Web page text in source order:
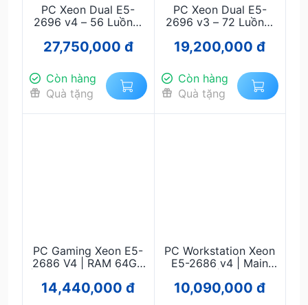
PC Xeon Dual E5-
2696 v4 – 56 Luồng,
12GB | Chạy 50–70
Acc Mượt
27,750,000 đ
Còn hàng
Quà tặng
PC Xeon Dual E5-
2696 v3 – 72 Luồng,
8GB | Chạy 40–60
Acc Mượt
19,200,000 đ
Còn hàng
Quà tặng
PC Gaming Xeon E5-
2686 V4 | RAM 64GB
K400 | Main X99 F8D
14,440,000 đ
PC Workstation Xeon
E5-2686 v4 | Main
32GB | GTX 1060 6GB
10,090,000 đ